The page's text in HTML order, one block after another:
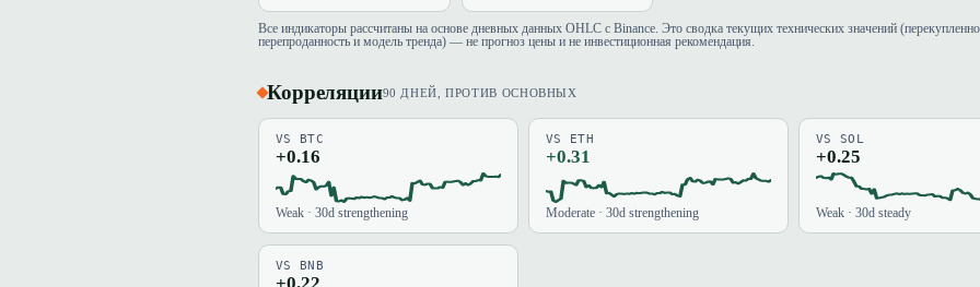
Все индикаторы рассчитаны на основе дневных данных OHLC с Binance. Это сводка текущих технических значений
перепроданность и модель тренда) — не прогноз цены и не инвестиционная рекомендация.
Корреляции90 ДНЕЙ, ПРОТИВ ОСНОВНЫХ
VS BTC
+0.16
Weak · 30d strengthening
VS ETH
+0.31
Moderate · 30d strengthening
VS SOL
+0.25
Weak · 30d steady
VS BNB
+0.22